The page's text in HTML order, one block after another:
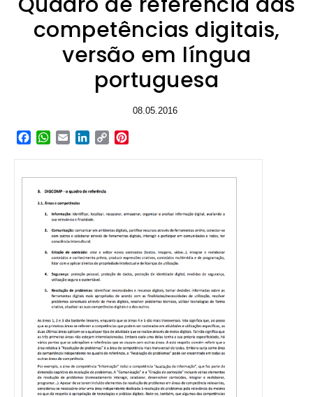
competências digitais,
versão em língua
portuguesa
08.05.2016
Facebook
WhatsApp
EmailLinkedIn
Copy